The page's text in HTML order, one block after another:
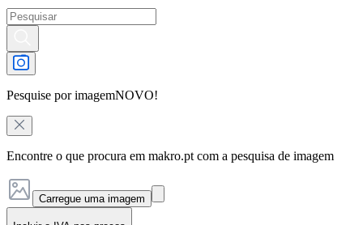
Pesquise por imagemNOVO!
Encontre o que procura em makro.pt com a pesquisa de imagem
Carregue uma imagem